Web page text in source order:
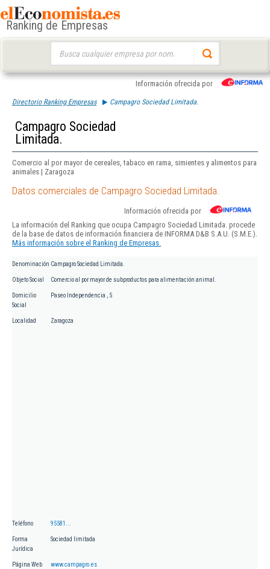
Ranking de Empresas
Información ofrecida por
Directorio Ranking Empresas Campagro Sociedad Limitada.
Campagro Sociedad
Limitada.
Comercio al por mayor de cereales, tabaco en rama, simientes y alimentos para
animales | Zaragoza
Datos comerciales de Campagro Sociedad Limitada.
Información ofrecida por
La información del Ranking que ocupa Campagro Sociedad Limitada. procede
de la base de datos de información financiera de INFORMA D&B S.A.U. (S.M.E.).
Más información sobre el Ranking de Empresas.
Denominación Campagro Sociedad Limitada.
Objeto Social Comercio al por mayor de subproductos para alimentación animal.
Domicilio
Social
Paseo Independencia , 5
Localidad Zaragoza
Teléfono 95581...
Forma
Jurídica
Sociedad limitada
Página Web www.campagro.es